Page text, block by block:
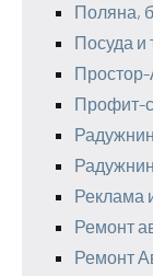
Поляна,
Посуда и
Профит-
Реклама
Ремонт
Ремонт